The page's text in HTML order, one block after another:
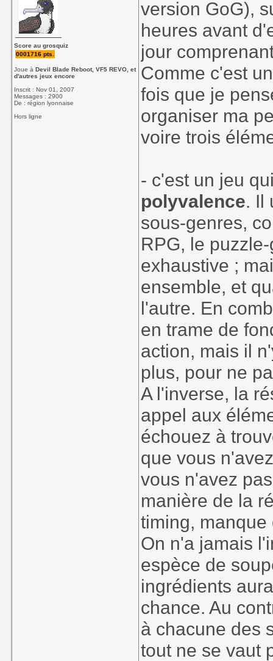
Score au grosquiz
0001716 pts.
Joue àDevil Blade Reboot, VF5 REVO, et
d'autres jeux encore
Inscrit : Nov 01, 2007
Messages : 2900
De : région lyonnaise
Hors ligne
version GoG),
heures avant
jour
Comme c'est
fois que je
organiser ma
voire trois
- c'est un jeu
polyvalence. Il
sous-genres,
RPG, le
exhaustive ;
ensemble, et
l'autre. En
en trame de
action, mais il
plus, pour ne
A l'inverse, la
appel aux
échouez à
que vous
vous n'avez
manière de la
timing,
On n'a jamais
espèce de
ingrédients
chance. Au
à chacune des
tout ne se vaut